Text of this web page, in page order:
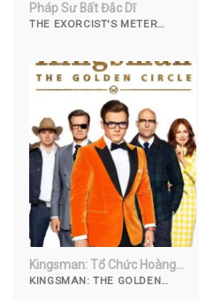
Pháp Sư Bất Đắc Dĩ
THE EXORCIST'S METER
Kingsman: Tổ Chức Hoàng
Kim
KINGSMAN: THE GOLDEN